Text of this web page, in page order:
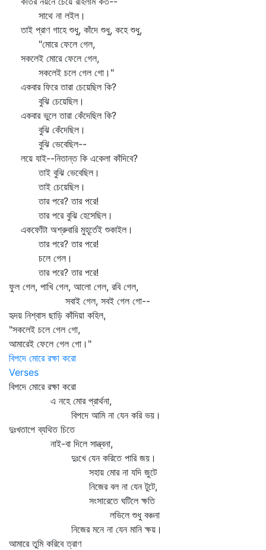
সাথে না লইল।
তাই প্রাণ গাহে শুধু, কাঁদে শুধু, কহে শুধু,
"মোরে ফেলে গেল,
সকলেই মোরে ফেলে গেল,
সকলেই চলে গেল গো।"
একবার ফিরে তারা চেয়েছিল কি?
বুঝি চেয়েছিল।
একবার ভুলে তারা কেঁদেছিল কি?
বুঝি কেঁদেছিল।
বুঝি ভেবেছিল--
লয়ে যাই--নিতান্ত কি একেলা কাঁদিবে?
তাই বুঝি ভেবেছিল।
তাই চেয়েছিল।
তার পরে? তার পরে!
তার পরে বুঝি হেসেছিল।
একফোঁটা অশ্রুবারি মুহূর্তেই শুকাইল।
তার পরে? তার পরে!
চলে গেল।
তার পরে? তার পরে!
ফুল গেল, পাখি গেল, আলো গেল, রবি গেল,
সবাই গেল, সবই গেল গো--
হৃদয় নিশ্বাস ছাড়ি কাঁদিয়া কহিল,
"সকলেই চলে গেল গো,
আমারেই ফেলে গেল গো।"
বিপদে মোরে রক্ষা করো
Verses
বিপদে মোরে রক্ষা করো
এ নহে মোর প্রার্থনা,
বিপদে আমি না যেন করি ভয়।
দুঃখতাপে ব্যথিত চিতে
নাই-বা দিলে সান্ত্বনা,
দুঃখে যেন করিতে পারি জয়।
সহায় মোর না যদি জুটে
নিজের বল না যেন টুটে,
সংসারেতে ঘটিলে ক্ষতি
লভিলে শুধু বঞ্চনা
নিজের মনে না যেন মানি ক্ষয়।
আমারে তুমি করিবে ত্রাণ